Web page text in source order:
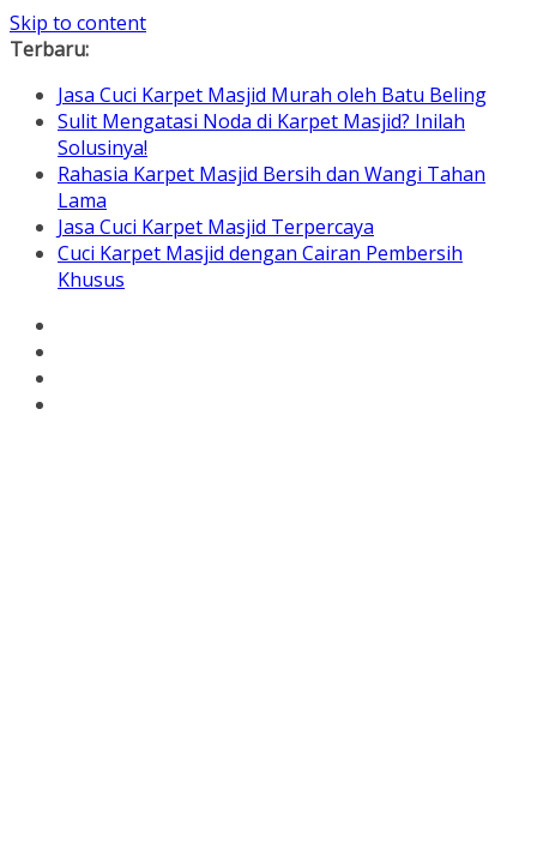
Skip to content
Terbaru:
Jasa Cuci Karpet Masjid Murah oleh Batu Beling
Sulit Mengatasi Noda di Karpet Masjid? Inilah
Solusinya!
Rahasia Karpet Masjid Bersih dan Wangi Tahan
Lama
Jasa Cuci Karpet Masjid Terpercaya
Cuci Karpet Masjid dengan Cairan Pembersih
Khusus